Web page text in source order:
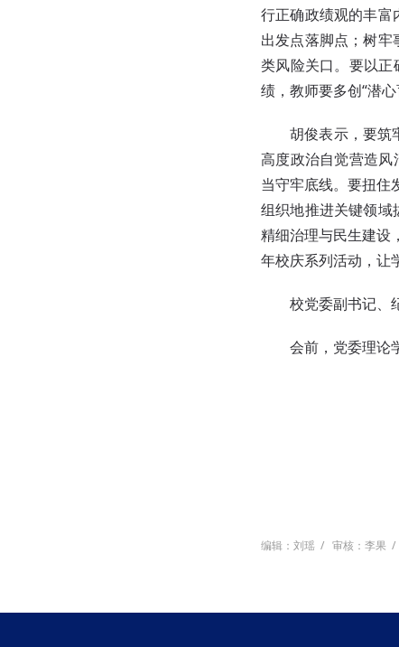
行正确政绩观的丰富
出发点落脚点；树
类风险关口。要以正
绩，教师要多创“潜
胡俊表示，要筑
高度政治自觉营造风
当守牢底线。要扭住
组织地推进关键领域
精细治理与民生建设
年校庆系列活动，让
校党委副书记、
会前，党委理论
编辑：刘瑶 / 审核：李果 /